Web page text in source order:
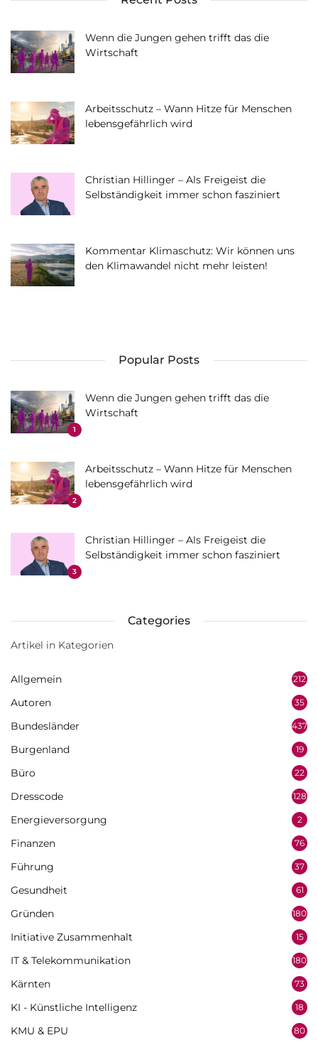
Wenn die Jungen gehen trifft das die
Wirtschaft
Arbeitsschutz – Wann Hitze für Menschen
lebensgefährlich wird
Christian Hillinger – Als Freigeist die
Selbständigkeit immer schon fasziniert
Kommentar Klimaschutz: Wir können uns
den Klimawandel nicht mehr leisten!
Popular Posts
1
Wenn die Jungen gehen trifft das die
Wirtschaft
2
Arbeitsschutz – Wann Hitze für Menschen
lebensgefährlich wird
3
Christian Hillinger – Als Freigeist die
Selbständigkeit immer schon fasziniert
Categories
Artikel in Kategorien
Allgemein 212
Autoren 35
Bundesländer 437
Burgenland 19
Büro 22
Dresscode 128
Energieversorgung 2
Finanzen 76
Führung 37
Gesundheit 61
Gründen 180
Initiative Zusammenhalt 15
IT & Telekommunikation 180
Kärnten 73
KI - Künstliche Intelligenz 18
KMU & EPU 80